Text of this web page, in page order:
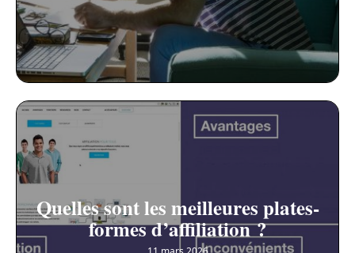
Quelles sont les meilleures plates-
formes d’affiliation ?